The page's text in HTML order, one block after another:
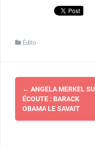
Édito
Navigation
d'article
← ANGELA MERKEL
ÉCOUTE : BARACK
OBAMA LE SAVAIT